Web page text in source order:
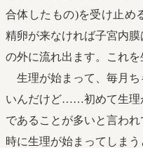
合体したもの)を受け止め
精卵が来なければ子宮内
の外に流れ出ます。これを
生理が始まって、毎月ち
いんだけど……初めて生理
であることが多いと言わ
時に生理が始まってしま